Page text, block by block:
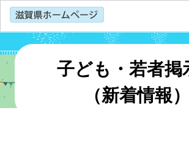
子ども・若者掲
（新着情報）